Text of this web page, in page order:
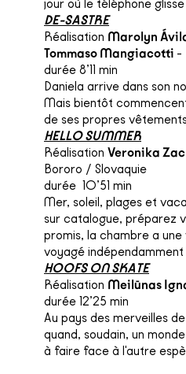
jour où le téléphone
DE-SASTRE
Réalisation Marolyn
Tommaso Mangiacotti -
durée 8’11 min
Daniela arrive dans son
Mais bientôt
de ses propres
HELLO SUMMER
Réalisation Veronika
Bororo / Slovaquie
durée 10’51 min
Mer, soleil, plages et
sur catalogue, préparez
promis, la chambre a
voyagé indépendamment
HOOFS ON SKATE
Réalisation Meilūnas
durée 12’25 min
Au pays des merveilles
quand, soudain, un
à faire face à l'autre